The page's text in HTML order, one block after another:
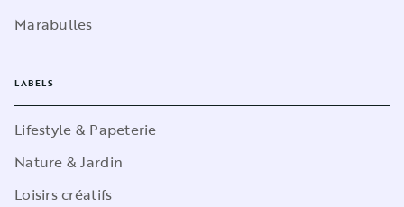
Marabulles
LABELS
Lifestyle & Papeterie
Nature & Jardin
Loisirs créatifs